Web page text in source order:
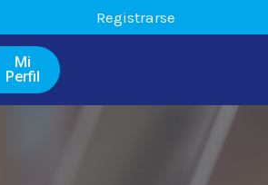
Registrarse
Mi
Perfil